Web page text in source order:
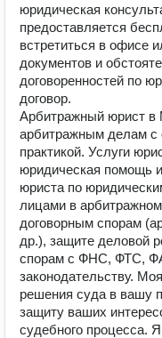
юридическая
предоставляется
встретиться в офисе
документов и
договоренностей по
договор.
Арбитражный юрист
арбитражным делам с
практикой. Услуги
юридическая помощь
юриста по
лицами в
договорным спорам
др.), защите деловой
спорам с ФНС, ФТС,
законодательству.
решения суда в вашу
защиту ваших
судебного процесса.